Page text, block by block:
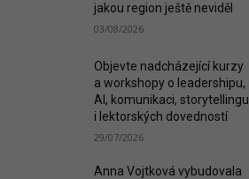
jakou region ještě neviděl
03/08/2026
Objevte nadcházející kurzy
a workshopy o leadershipu,
AI, komunikaci, storytellingu
i lektorských dovedností
29/07/2026
Anna Vojtková vybudovala